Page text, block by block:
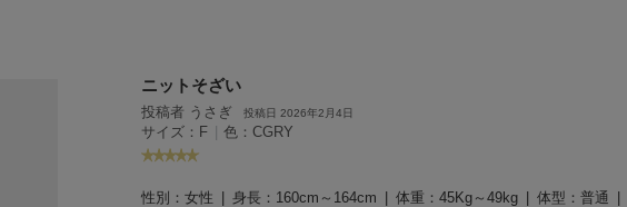
ニットそざい
投稿者 うさぎ 投稿日 2026年2月4日
サイズ：F | 色：CGRY
性別： 女性 身長： 160cm～164cm 体重： 45Kg～49kg 体型： 普通